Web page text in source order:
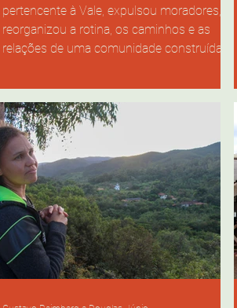
pertencente à Vale, expulsou moradores,
reorganizou a rotina, os caminhos e as
relações de uma comunidade construída
vila, placas instaladas pela mineradora
transformam antigas moradias em áreas
interditadas, marcando no espaço a
fronteira entre pertencimento e abandono.
Foto: Milena Pereira. #ParaTodosVerem:
Rua com casas fechadas e mato alto nas
calçadas. Em um portão enferrujado, há
uma plac